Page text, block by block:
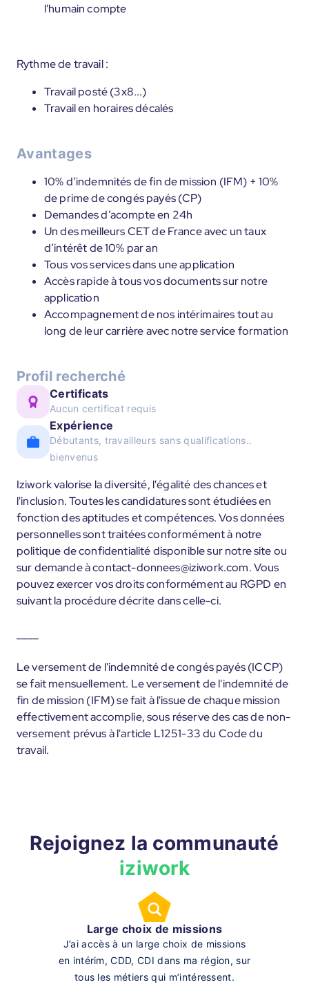
l'humain compte
Rythme de travail :
Travail posté (3x8...)
Travail en horaires décalés
Avantages
10% d’indemnités de fin de mission (IFM) + 10%
de prime de congés payés (CP)
Demandes d’acompte en 24h
Un des meilleurs CET de France avec un taux
d’intérêt de 10% par an
Tous vos services dans une application
Accès rapide à tous vos documents sur notre
application
Accompagnement de nos intérimaires tout au
long de leur carrière avec notre service formation
Profil recherché
Certificats
Aucun certificat requis
Expérience
Débutants, travailleurs sans qualifications..
bienvenus
Iziwork valorise la diversité, l'égalité des chances et
l'inclusion. Toutes les candidatures sont étudiées en
fonction des aptitudes et compétences. Vos données
personnelles sont traitées conformément à notre
politique de confidentialité disponible sur notre site ou
sur demande à contact-donnees@iziwork.com. Vous
pouvez exercer vos droits conformément au RGPD en
suivant la procédure décrite dans celle-ci.
Le versement de l'indemnité de congés payés (ICCP)
se fait mensuellement. Le versement de l'indemnité de
fin de mission (IFM) se fait à l'issue de chaque mission
effectivement accomplie, sous réserve des cas de non-
versement prévus à l'article L1251-33 du Code du
travail.
Rejoignez la communauté
iziwork
Large choix de missions
J’ai accès à un large choix de missions
en intérim, CDD, CDI dans ma région, sur
tous les métiers qui m’intéressent.